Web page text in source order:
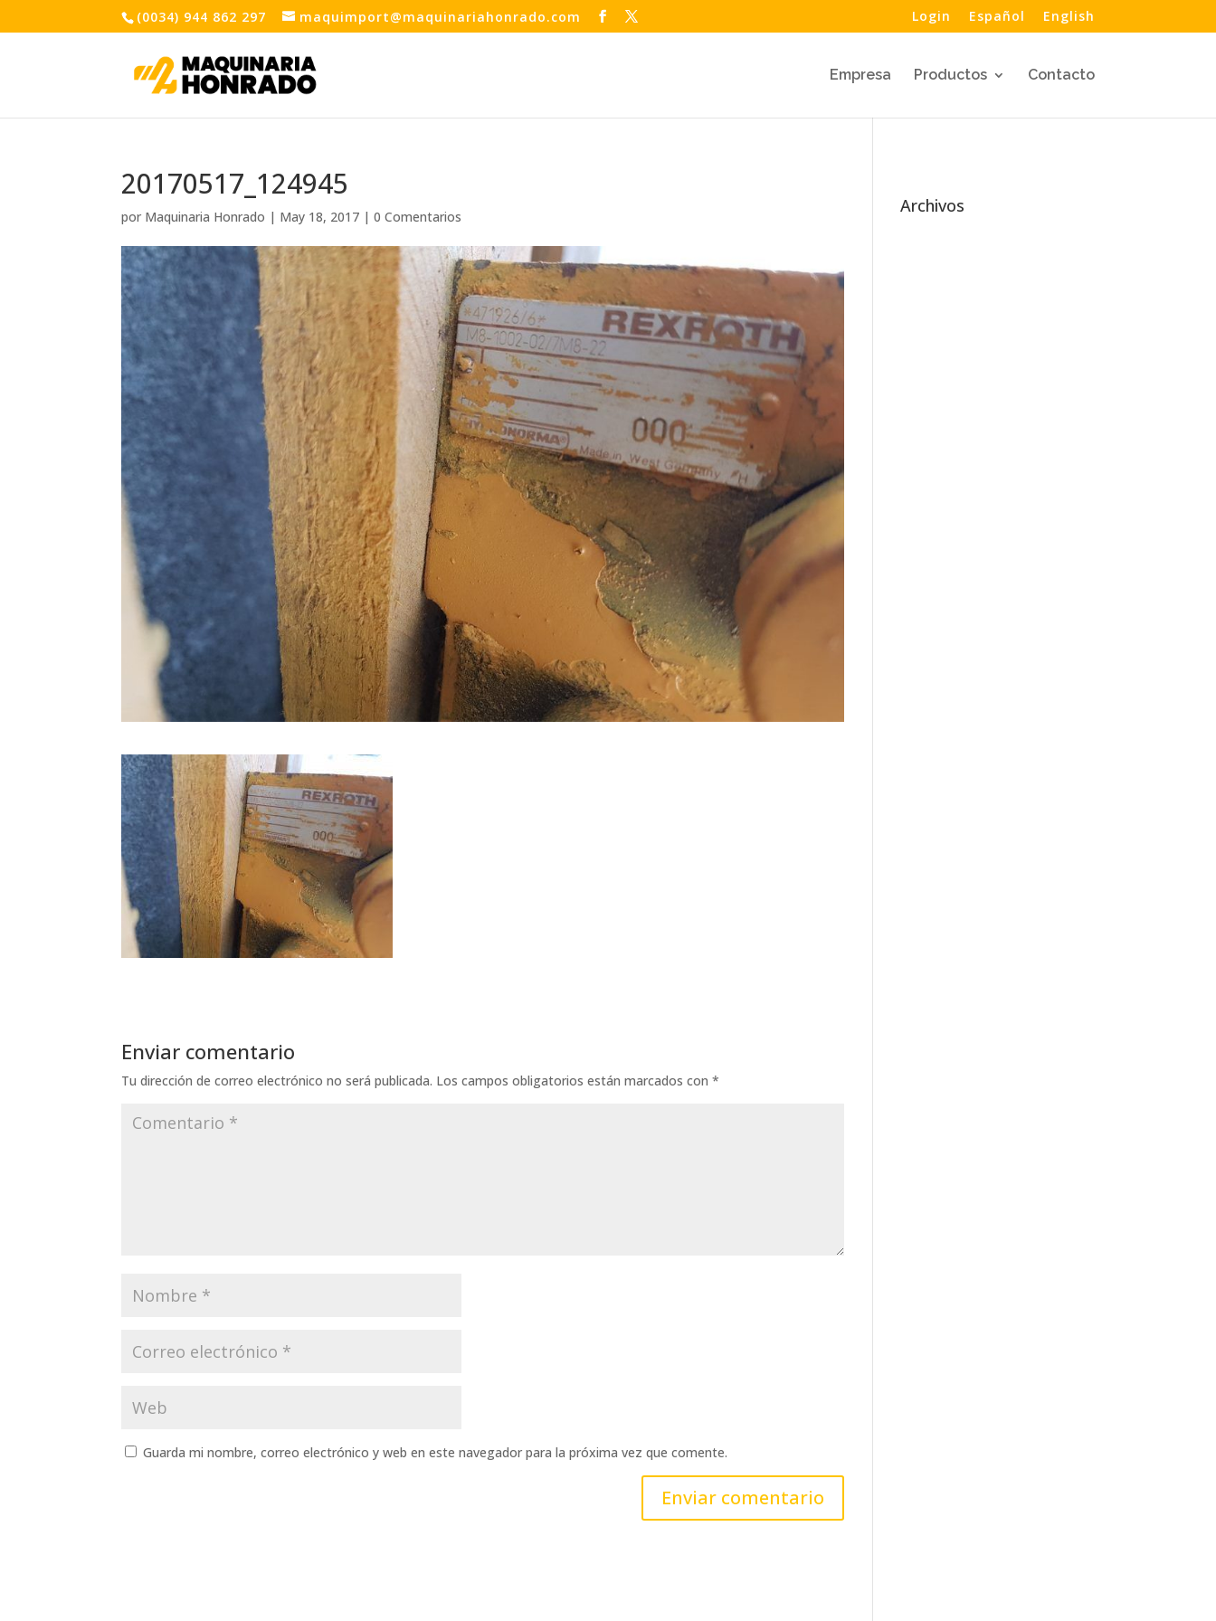
(0034) 944 862 297 maquimport@maquinariahonrado.com Login Español English
Empresa Productos Contacto
20170517_124945
por Maquinaria Honrado | May 18, 2017 |0 Comentarios
Enviar comentario
Tu dirección de correo electrónico no será publicada. Los campos obligatorios están marcados con*
Guarda mi nombre, correo electrónico y web en este navegador para la próxima vez que comente.
Archivos